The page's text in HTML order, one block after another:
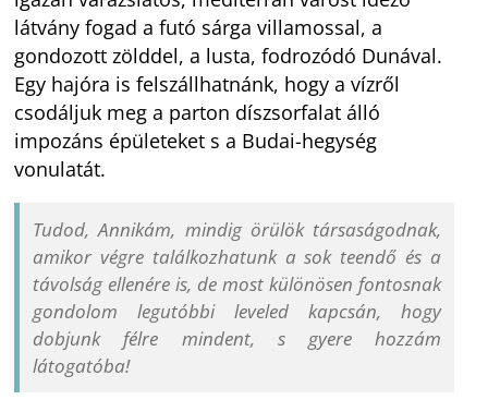
látvány fogad a futó sárga villamossal, a
gondozott zölddel, a lusta, fodrozódó Dunával.
Egy hajóra is felszállhatnánk, hogy a vízről
csodáljuk meg a parton díszsorfalat álló
impozáns épületeket s a Budai-hegység
vonulatát.
Tudod, Annikám, mindig örülök társaságodnak,
amikor végre találkozhatunk a sok teendő és a
távolság ellenére is, de most különösen fontosnak
gondolom legutóbbi leveled kapcsán, hogy
dobjunk félre mindent, s gyere hozzám
látogatóba!